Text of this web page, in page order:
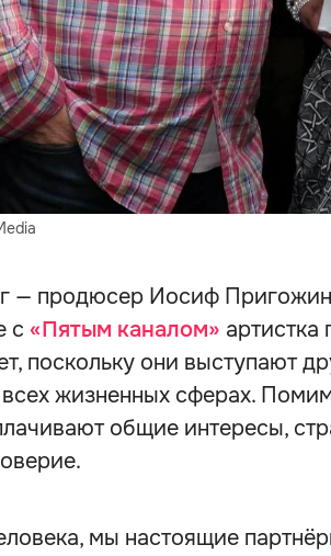
— продюсер Иосиф
с «Пятым каналом» артистка
поскольку они выступают
жизненных сферах.
общие интересы,
мы настоящие